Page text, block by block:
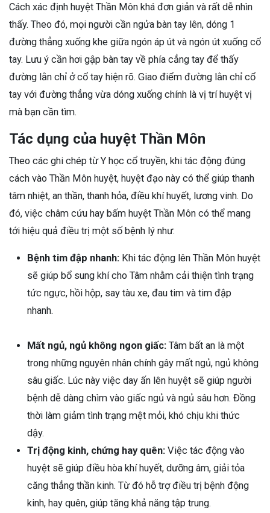
Cách xác định huyệt Thần Môn khá đơn giản và rất dễ nhìn
thấy. Theo đó, mọi người cần ngửa bàn tay lên, dóng 1
đường thẳng xuống khe giữa ngón áp út và ngón út xuống cổ
tay. Lưu ý cần hơi gập bàn tay về phía cẳng tay để thấy
đường lằn chỉ ở cổ tay hiện rõ. Giao điểm đường lằn chỉ cổ
tay với đường thẳng vừa dóng xuống chính là vị trí huyệt vị
mà bạn cần tìm.
Tác dụng của huyệt Thần Môn
Theo các ghi chép từ Y học cổ truyền, khi tác động đúng
cách vào Thần Môn huyệt, huyệt đạo này có thể giúp thanh
tâm nhiệt, an thần, thanh hỏa, điều khí huyết, lương vinh. Do
đó, việc châm cứu hay bấm huyệt Thần Môn có thể mang
tới hiệu quả điều trị một số bệnh lý như:
Bệnh tim đập nhanh: Khi tác động lên Thần Môn huyệt
sẽ giúp bổ sung khí cho Tâm nhằm cải thiện tình trạng
tức ngực, hồi hộp, say tàu xe, đau tim và tim đập
nhanh.
Mất ngủ, ngủ không ngon giấc: Tâm bất an là một
trong những nguyên nhân chính gây mất ngủ, ngủ không
sâu giấc. Lúc này việc day ấn lên huyệt sẽ giúp người
bệnh dễ dàng chìm vào giấc ngủ và ngủ sâu hơn. Đồng
thời làm giảm tình trạng mệt mỏi, khó chịu khi thức
dậy.
Trị động kinh, chứng hay quên: Việc tác động vào
huyệt sẽ giúp điều hòa khí huyết, dưỡng âm, giải tỏa
căng thẳng thần kinh. Từ đó hỗ trợ điều trị bệnh động
kinh, hay quên, giúp tăng khả năng tập trung.